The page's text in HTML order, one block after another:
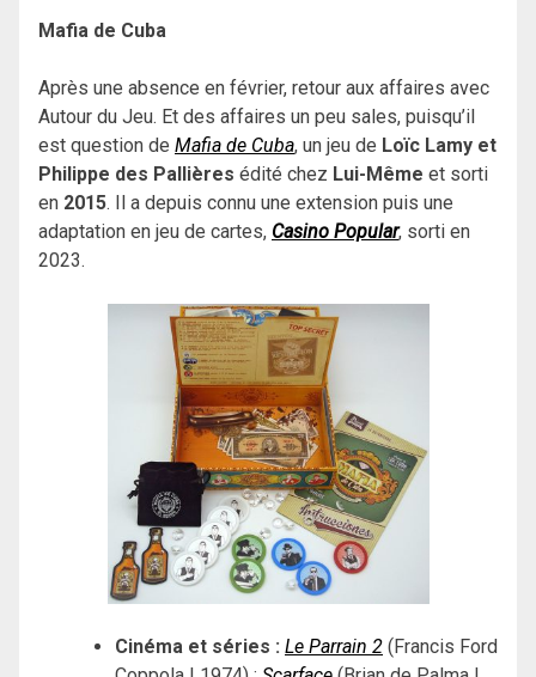
Mafia de Cuba
Après une absence en février, retour aux affaires avec
Autour du Jeu. Et des affaires un peu sales, puisqu’il
est question de Mafia de Cuba, un jeu de Loïc Lamy et
Philippe des Pallières édité chez Lui-Même et sorti
en 2015. Il a depuis connu une extension puis une
adaptation en jeu de cartes, Casino Popular, sorti en
2023.
Cinéma et séries : Le Parrain 2 (Francis Ford